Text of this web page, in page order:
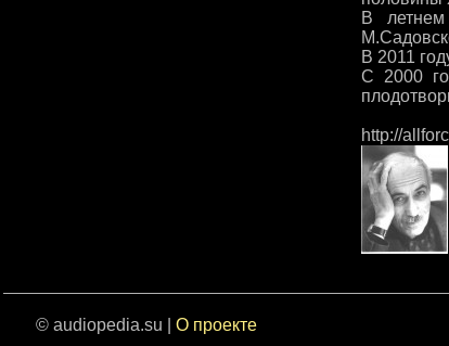
В
В 2011
C 2000
http://
© audiopedia.su | О проекте